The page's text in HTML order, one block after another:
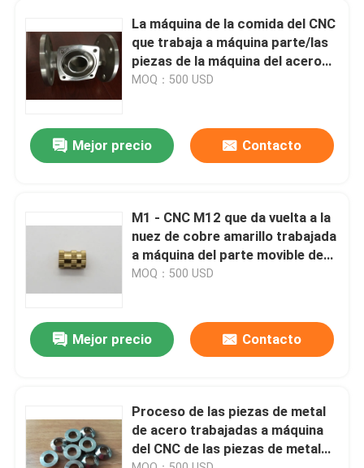
Productos
Sobre nosotros
Viaje de la fábrica
Éntrenos en contacto con
Retén de aceite de goma
retenes de aceite automotriz
Sellos de aceite del camión
La máquina de la comida del CNC
que trabaja a máquina parte/las
piezas de la máquina del acero
de carbono del pulverizador de
MOQ：500 USD
Mejor precio Contacto
M1 - CNC M12 que da vuelta a la
nuez de cobre amarillo trabajada
a máquina del parte movible de
Kunrled de las piezas de metal
MOQ：500 USD
Mejor precio Contacto
Proceso de las piezas de metal
de acero trabajadas a máquina
del CNC de las piezas de metal